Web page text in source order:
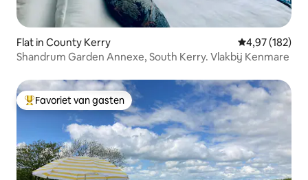
Flat in County Kerry Gemiddelde
4,97 (182)
Shandrum Garden Annexe, South Kerry. Vlakbij Kenmare
Topfavoriet van gasten
Favoriet van gasten